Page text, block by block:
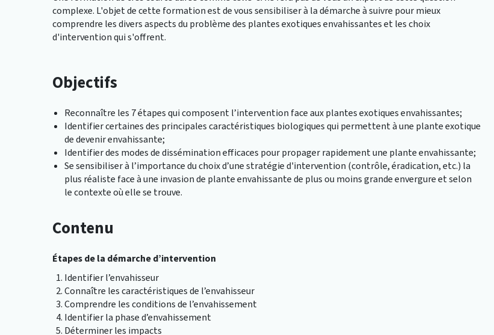
complexe. L'objet de cette formation est de vous sensibiliser à la démarche à suivre pour mieux
comprendre les divers aspects du problème des plantes exotiques envahissantes et les choix
d'intervention qui s'offrent.
Objectifs
Reconnaître les 7 étapes qui composent l’intervention face aux plantes exotiques envahissantes;
Identifier certaines des principales caractéristiques biologiques qui permettent à une plante exotique
de devenir envahissante;
Identifier des modes de dissémination efficaces pour propager rapidement une plante envahissante;
Se sensibiliser à l’importance du choix d’une stratégie d'intervention (contrôle, éradication, etc.) la
plus réaliste face à une invasion de plante envahissante de plus ou moins grande envergure et selon
le contexte où elle se trouve.
Contenu
Étapes de la démarche d’intervention
Identifier l’envahisseur
Connaître les caractéristiques de l’envahisseur
Comprendre les conditions de l’envahissement
Identifier la phase d’envahissement
Déterminer les impacts